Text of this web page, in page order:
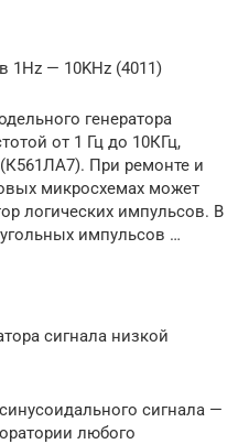
1Hz — 10KHz (4011)
генератора
от 1 Гц до 10КГц,
При ремонте и
микросхемах может
логических импульсов. В
импульсов …
сигнала низкой
сигнала —
любого